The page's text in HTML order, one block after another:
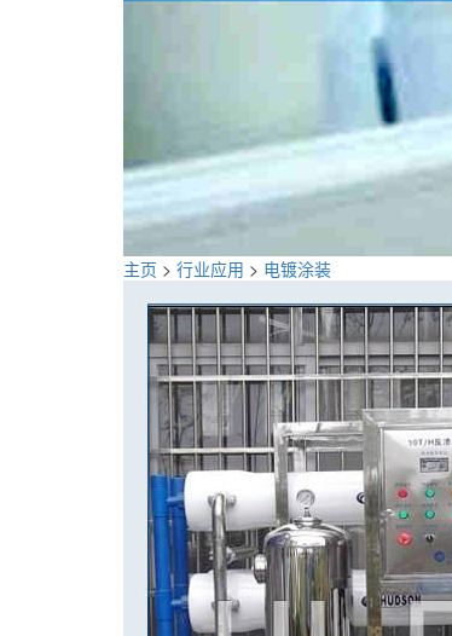
主页 > 行业应用 > 电镀涂装